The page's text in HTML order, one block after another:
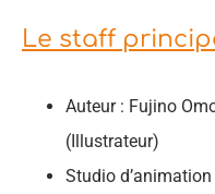
Le staff
Auteur : Fujino
(Illustrateur)
Studio